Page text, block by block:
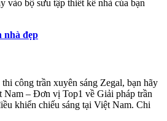
vào bộ sưu tập thiết kế nhà của bạn
nhà đẹp
công trần xuyên sáng Zegal, bạn hãy
Nam – Đơn vị Top1 về Giải pháp trần
khiển chiếu sáng tại Việt Nam. Chi